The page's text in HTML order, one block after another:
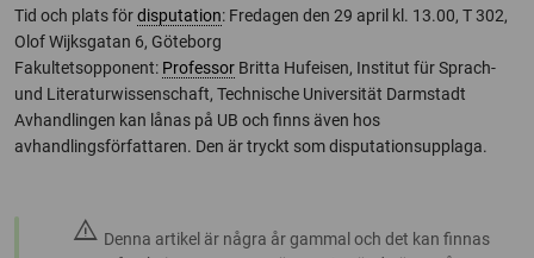
Tid och plats fördisputation: Fredagen den 29 april kl. 13.00, T 302,
Olof Wijksgatan 6, Göteborg
Fakultetsopponent: Professor Britta Hufeisen, Institut für Sprach-
und Literaturwissenschaft, Technische Universität Darmstadt
Avhandlingen kan lånas på UB och finns även hos
avhandlingsförfattaren. Den är tryckt som disputationsupplaga.
warning Denna artikel är några år gammal och det kan finnas